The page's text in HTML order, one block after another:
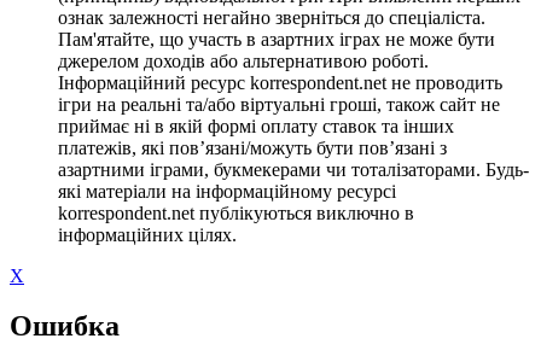
ознак залежності негайно зверніться до спеціаліста.
Пам'ятайте, що участь в азартних іграх не може бути
джерелом доходів або альтернативою роботі.
Інформаційний ресурс korrespondent.net не проводить
ігри на реальні та/або віртуальні гроші, також сайт не
приймає ні в якій формі оплату ставок та інших
платежів, які пов’язані/можуть бути пов’язані з
азартними іграми, букмекерами чи тоталізаторами. Будь-
які матеріали на інформаційному ресурсі
korrespondent.net публікуються виключно в
інформаційних цілях.
X
Ошибка